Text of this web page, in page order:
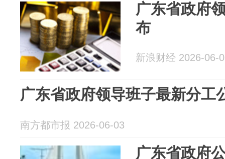
广东省政府
布
新浪财经 2026-06-
广东省政府领导班子最新分工
南方都市报 2026-06-03
广东省政府